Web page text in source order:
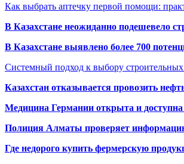
Как выбрать аптечку первой помощи:
В Казахстане неожиданно подешевело
В Казахстане выявлено более 700
Системный подход к выбору
Казахстан отказывается провозить
Медицина Германии открыта и
Полиция Алматы проверяет
Где недорого купить фермерскую